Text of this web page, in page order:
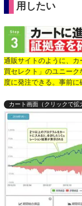
用したい
通販サイトのように、
買セレクト」のユニー
度に発注できる。事前に
カート画面（クリックで拡